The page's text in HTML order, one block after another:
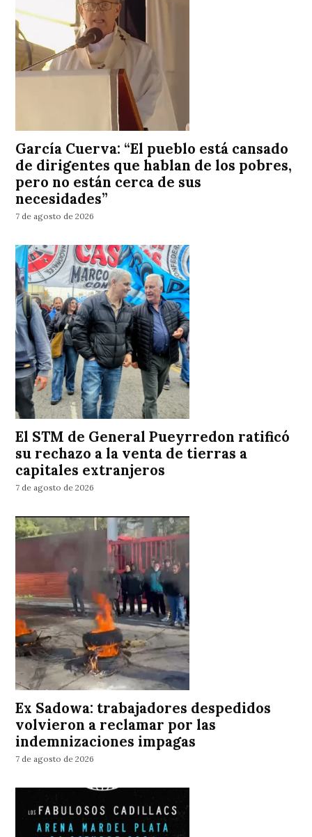
García Cuerva: “El pueblo está cansado
de dirigentes que hablan de los pobres,
pero no están cerca de sus
necesidades”
7 de agosto de 2026
El STM de General Pueyrredon ratificó
su rechazo a la venta de tierras a
capitales extranjeros
7 de agosto de 2026
Ex Sadowa: trabajadores despedidos
volvieron a reclamar por las
indemnizaciones impagas
7 de agosto de 2026